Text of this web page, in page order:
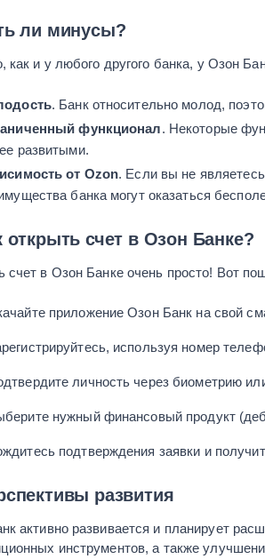
ли минусы?
как и у любого другого банка, у Озон
. Банк относительно молод,
функционал. Некоторые
развитыми.
от Ozon. Если вы не
банка могут оказаться
открыть счет в Озон Банке?
счет в Озон Банке очень просто! Вот
приложение Озон Банк на свой
используя номер
личность через биометрию
нужный финансовый продукт
подтверждения заявки и
развития
активно развивается и планирует
инструментов, а также